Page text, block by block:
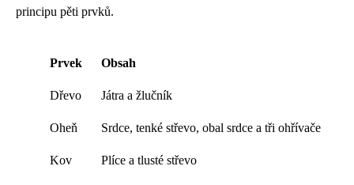
principu pěti prvků.
Prvek Obsah
Dřevo Játra a žlučník
Oheň Srdce, tenké střevo, obal srdce a tři ohřívače
Kov Plíce a tlusté střevo